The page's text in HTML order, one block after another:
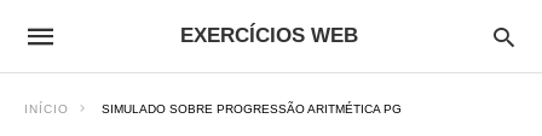
EXERCÍCIOS WEB
INÍCIO SIMULADO SOBRE PROGRESSÃO ARITMÉTICA PG